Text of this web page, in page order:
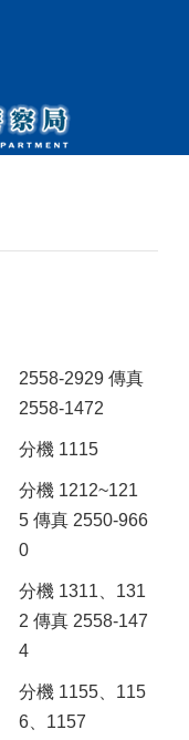
2558-2929 傳真
2558-1472
分機 1115
分機 1212~121
5 傳真 2550-966
0
分機 1311、131
2 傳真 2558-147
4
分機 1155、115
6、1157